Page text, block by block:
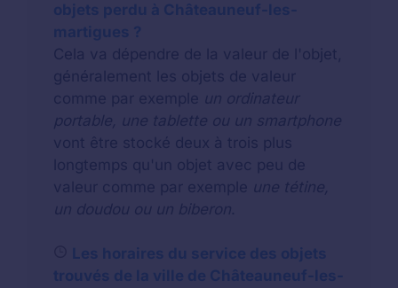
objets perdu à Châteauneuf-les-
martigues ?
Cela va dépendre de la valeur de l'objet,
généralement les objets de valeur
comme par exemple un ordinateur
portable, une tablette ou un smartphone
vont être stocké deux à trois plus
longtemps qu'un objet avec peu de
valeur comme par exemple une tétine,
un doudou ou un biberon.
Les horaires du service des objets
trouvés de la ville de Châteauneuf-les-